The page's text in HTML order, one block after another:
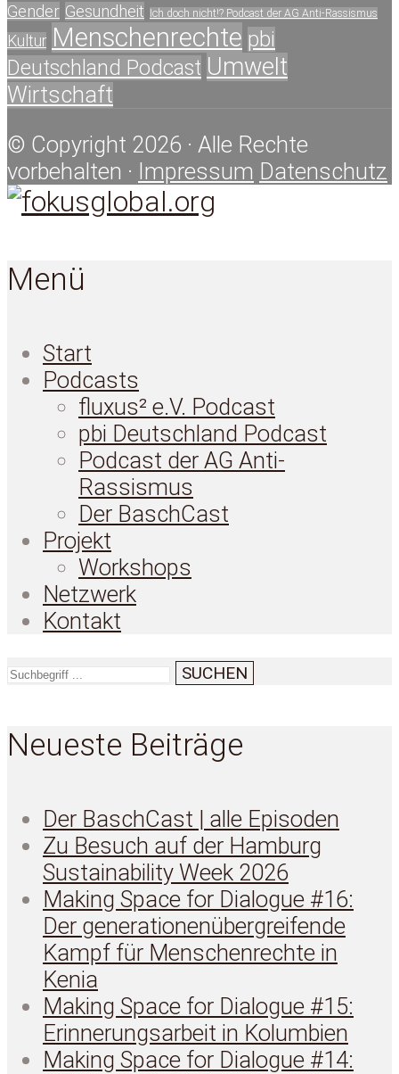
Gender Gesundheit Ich doch nicht!? Podcast der AG Anti-Rassismus
Kultur Menschenrechte pbi
Deutschland Podcast Umwelt
Wirtschaft
© Copyright 2026 · Alle Rechte
vorbehalten · Impressum Datenschutz
Menü
Start
Podcasts
fluxus² e.V. Podcast
pbi Deutschland Podcast
Podcast der AG Anti-
Rassismus
Der BaschCast
Projekt
Workshops
Netzwerk
Kontakt
SUCHEN
Neueste Beiträge
Der BaschCast | alle Episoden
Zu Besuch auf der Hamburg
Sustainability Week 2026
Making Space for Dialogue #16:
Der generationenübergreifende
Kampf für Menschenrechte in
Kenia
Making Space for Dialogue #15:
Erinnerungsarbeit in Kolumbien
Making Space for Dialogue #14: